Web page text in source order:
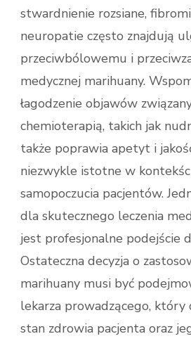
stwardnienie rozsiane,
neuropatie często znajdują
przeciwbólowemu i
medycznej marihuany.
łagodzenie objawów
chemioterapią, takich jak
także poprawia apetyt i
niezwykle istotne w
samopoczucia pacjentów.
dla skutecznego leczenia
jest profesjonalne podejście
Ostateczna decyzja o
marihuany musi być
lekarza prowadzącego, który
stan zdrowia pacjenta oraz